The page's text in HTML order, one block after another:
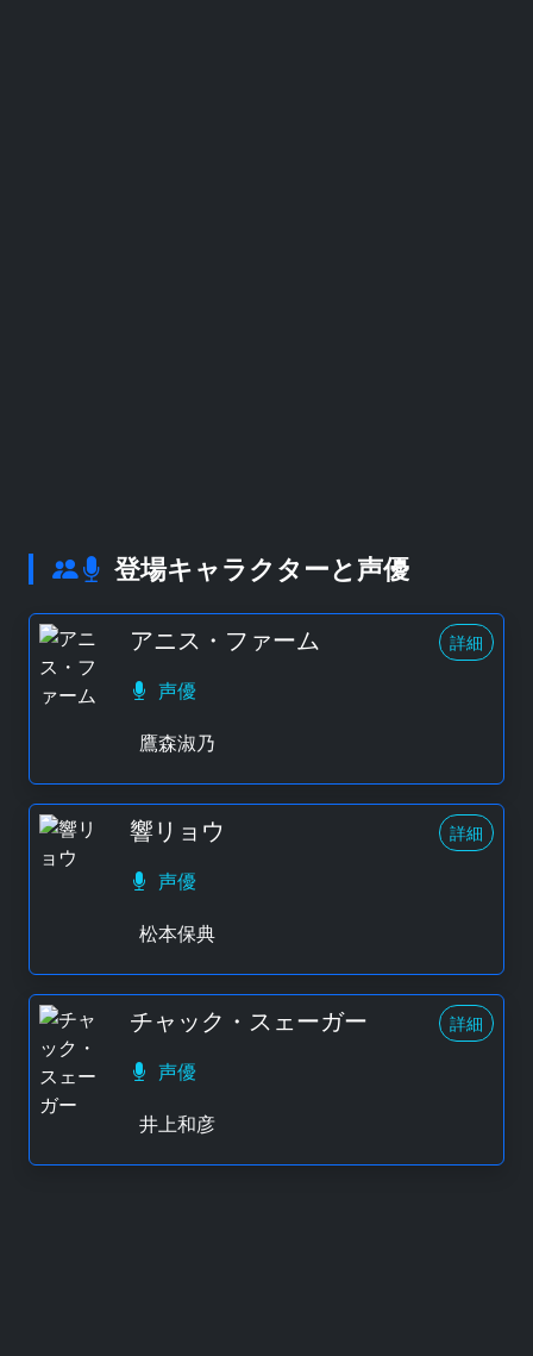
登場キャラクターと声優
アニス・ファーム 詳細
声優
鷹森淑乃
響リョウ 詳細
声優
松本保典
チャック・スェーガー 詳細
声優
井上和彦